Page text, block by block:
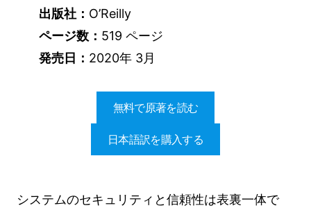
出版社： O’Reilly
ページ数： 519 ページ
発売日： 2020年 3月
無料で原著を読む
日本語訳を購入する
システムのセキュリティと信頼性は表裏一体で